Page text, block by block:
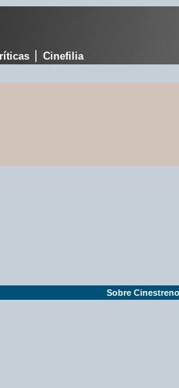
Cinefilia
Sobre